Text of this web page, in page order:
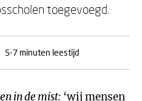
toegevoegd.
5-7 minuten leestijd
in de mist: ‘wij mensen